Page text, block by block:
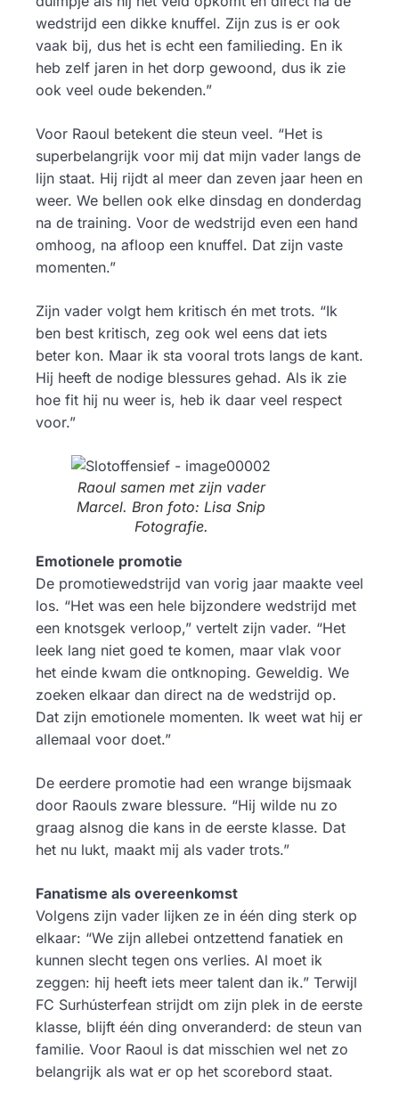
wedstrijd een dikke knuffel. Zijn zus is er ook
vaak bij, dus het is echt een familieding. En ik
heb zelf jaren in het dorp gewoond, dus ik zie
ook veel oude bekenden.”
Voor Raoul betekent die steun veel. “Het is
superbelangrijk voor mij dat mijn vader langs de
lijn staat. Hij rijdt al meer dan zeven jaar heen en
weer. We bellen ook elke dinsdag en donderdag
na de training. Voor de wedstrijd even een hand
omhoog, na afloop een knuffel. Dat zijn vaste
momenten.”
Zijn vader volgt hem kritisch én met trots. “Ik
ben best kritisch, zeg ook wel eens dat iets
beter kon. Maar ik sta vooral trots langs de kant.
Hij heeft de nodige blessures gehad. Als ik zie
hoe fit hij nu weer is, heb ik daar veel respect
voor.”
Raoul samen met zijn vader
Marcel. Bron foto: Lisa Snip
Fotografie.
Emotionele promotie
De promotiewedstrijd van vorig jaar maakte veel
los. “Het was een hele bijzondere wedstrijd met
een knotsgek verloop,” vertelt zijn vader. “Het
leek lang niet goed te komen, maar vlak voor
het einde kwam die ontknoping. Geweldig. We
zoeken elkaar dan direct na de wedstrijd op.
Dat zijn emotionele momenten. Ik weet wat hij er
allemaal voor doet.”
De eerdere promotie had een wrange bijsmaak
door Raouls zware blessure. “Hij wilde nu zo
graag alsnog die kans in de eerste klasse. Dat
het nu lukt, maakt mij als vader trots.”
Fanatisme als overeenkomst
Volgens zijn vader lijken ze in één ding sterk op
elkaar: “We zijn allebei ontzettend fanatiek en
kunnen slecht tegen ons verlies. Al moet ik
zeggen: hij heeft iets meer talent dan ik.” Terwijl
FC Surhústerfean strijdt om zijn plek in de eerste
klasse, blijft één ding onveranderd: de steun van
familie. Voor Raoul is dat misschien wel net zo
belangrijk als wat er op het scorebord staat.